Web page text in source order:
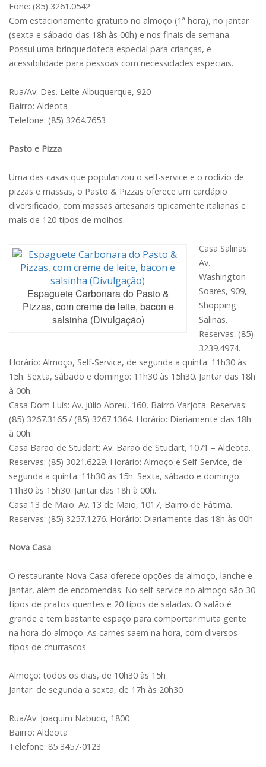
Fone: (85) 3261.0542
Com estacionamento gratuito no almoço (1ª hora), no jantar
(sexta e sábado das 18h às 00h) e nos finais de semana.
Possui uma brinquedoteca especial para crianças, e
acessibilidade para pessoas com necessidades especiais.
Rua/Av: Des. Leite Albuquerque, 920
Bairro: Aldeota
Telefone: (85) 3264.7653
Pasto e Pizza
Uma das casas que popularizou o self-service e o rodízio de
pizzas e massas, o Pasto & Pizzas oferece um cardápio
diversificado, com massas artesanais tipicamente italianas e
mais de 120 tipos de molhos.
Espaguete Carbonara do Pasto &
Pizzas, com creme de leite, bacon e
salsinha (Divulgação)
Casa Salinas:
Av.
Washington
Soares, 909,
Shopping
Salinas.
Reservas: (85)
3239.4974.
Horário: Almoço, Self-Service, de segunda a quinta: 11h30 às
15h. Sexta, sábado e domingo: 11h30 às 15h30. Jantar das 18h
à 00h.
Casa Dom Luís: Av. Júlio Abreu, 160, Bairro Varjota. Reservas:
(85) 3267.3165 / (85) 3267.1364. Horário: Diariamente das 18h
à 00h.
Casa Barão de Studart: Av. Barão de Studart, 1071 – Aldeota.
Reservas: (85) 3021.6229. Horário: Almoço e Self-Service, de
segunda a quinta: 11h30 às 15h. Sexta, sábado e domingo:
11h30 às 15h30. Jantar das 18h à 00h.
Casa 13 de Maio: Av. 13 de Maio, 1017, Bairro de Fátima.
Reservas: (85) 3257.1276. Horário: Diariamente das 18h às 00h.
Nova Casa
O restaurante Nova Casa oferece opções de almoço, lanche e
jantar, além de encomendas. No self-service no almoço são 30
tipos de pratos quentes e 20 tipos de saladas. O salão é
grande e tem bastante espaço para comportar muita gente
na hora do almoço. As carnes saem na hora, com diversos
tipos de churrascos.
Almoço: todos os dias, de 10h30 às 15h
Jantar: de segunda a sexta, de 17h às 20h30
Rua/Av: Joaquim Nabuco, 1800
Bairro: Aldeota
Telefone: 85 3457-0123